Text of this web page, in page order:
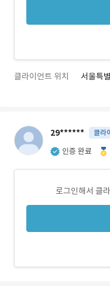
클라이언트 위치 서울특
29****** 클라
인증 완료
로그인해서 클